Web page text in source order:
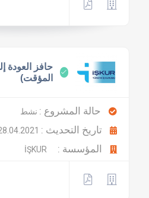
حافز العودة
المؤقت)
حالة المشروع : نشط
تاريخ التحديث :
المؤسسة :